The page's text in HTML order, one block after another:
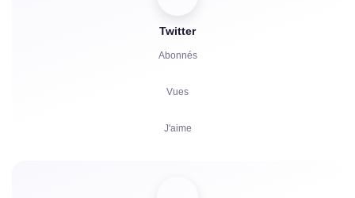
Commentaires
Twitter
Abonnés
Vues
J'aime